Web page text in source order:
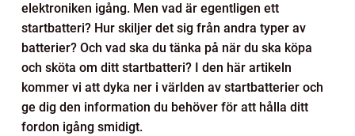
elektroniken igång. Men vad är egentligen ett
startbatteri? Hur skiljer det sig från andra typer av
batterier? Och vad ska du tänka på när du ska köpa
och sköta om ditt startbatteri? I den här artikeln
kommer vi att dyka ner i världen av startbatterier och
ge dig den information du behöver för att hålla ditt
fordon igång smidigt.